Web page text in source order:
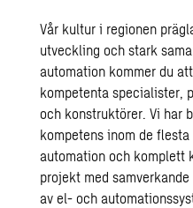
Vår kultur i regionen
utveckling och stark
automation kommer du
kompetenta specialister,
och konstruktörer. Vi har
kompetens inom de
automation och komplett
projekt med
av el- och